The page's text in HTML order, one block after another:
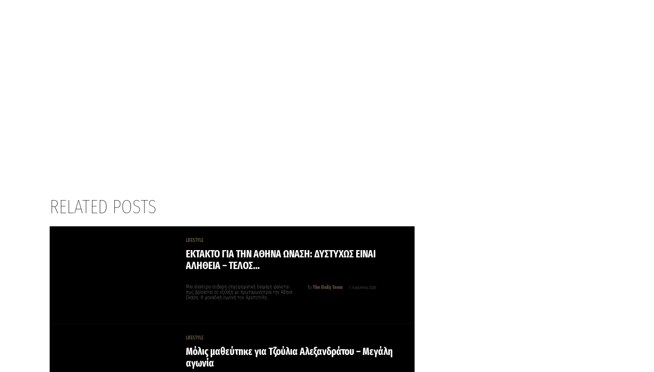
RELATED POSTS
LIFESTYLE
ΕΚΤΑΚΤΟ ΓΙΑ ΤΗΝ ΑΘΗΝΑ ΩΝΑΣΗ: ΔΥΣΤΥΧΩΣ ΕΙΝΑΙ
ΑΛΗΘΕΙΑ – ΤΕΛΟΣ…
ByThe Daily Team 7 Αυγούστου, 2026
Μια ιδιαίτερα σοβαρή επιχειρηματική διαμάχη φαίνεται
πως βρίσκεται σε εξέλιξη με πρωταγωνίστρια την Αθηνά
Ωνάση. Η μοναδική εγγονή του Αριστοτέλη…
LIFESTYLE
Μόλις μαθεύτnκε για Τζούλια Αλεξανδράτου – Μεγάλη
αγωνία